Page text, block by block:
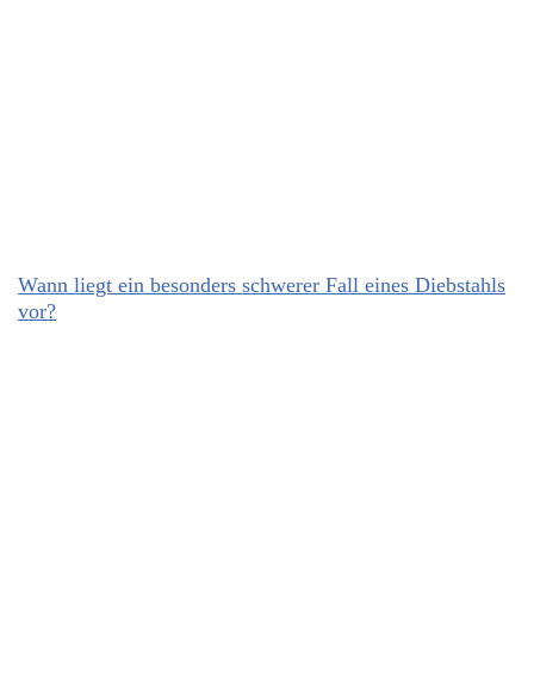
Wann liegt ein besonders schwerer Fall eines Diebstahls
vor?